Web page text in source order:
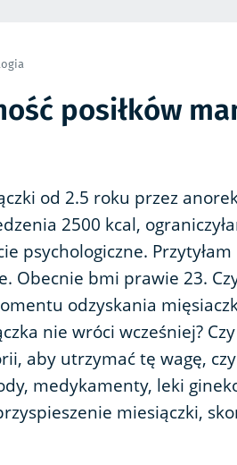
posiłków
od 2.5 roku przez
2500 kcal,
psychologiczne. Przytyłam
Obecnie bmi prawie 23.
odzyskania
nie wróci wcześniej?
aby utrzymać tę wagę,
medykamenty, leki
miesiączki,